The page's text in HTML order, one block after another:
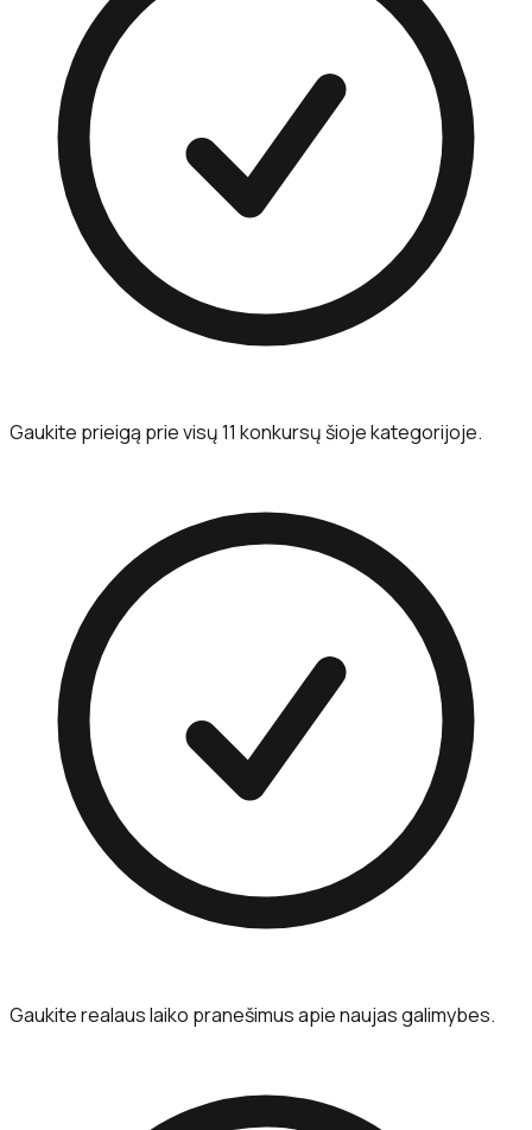
Gaukite prieigą prie visų 11 konkursų šioje kategorijoje.
Gaukite realaus laiko pranešimus apie naujas galimybes.